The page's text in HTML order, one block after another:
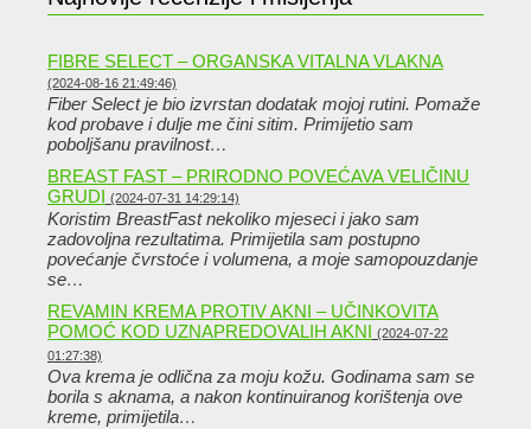
FIBRE SELECT – ORGANSKA VITALNA VLAKNA
(2024-08-16 21:49:46)
Fiber Select je bio izvrstan dodatak mojoj rutini. Pomaže
kod probave i dulje me čini sitim. Primijetio sam
poboljšanu pravilnost…
BREAST FAST – PRIRODNO POVEĆAVA VELIČINU
GRUDI (2024-07-31 14:29:14)
Koristim BreastFast nekoliko mjeseci i jako sam
zadovoljna rezultatima. Primijetila sam postupno
povećanje čvrstoće i volumena, a moje samopouzdanje
se…
REVAMIN KREMA PROTIV AKNI – UČINKOVITA
POMOĆ KOD UZNAPREDOVALIH AKNI (2024-07-22
01:27:38)
Ova krema je odlična za moju kožu. Godinama sam se
borila s aknama, a nakon kontinuiranog korištenja ove
kreme, primijetila…